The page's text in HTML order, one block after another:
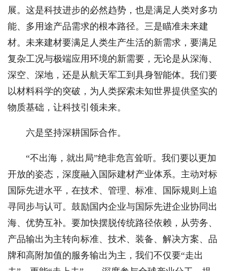
展。这是科技进步的必然趋势，也是满足人类对多功
能、多用途产品需求的根本路径。三是瞄准未来建
材。未来建材要满足人类生产生活的新需求，要满足
复杂工况与极端应用环境的新需要，无论是从深海、
深空、深地，还是从航天军工到具身智能体。我们要
以材料科学的突破，为人类探索未知世界提供坚实的
物质基础，让科技引领未来。
六是坚持深耕国际合作。
“不出海，就出局”绝非危言耸听。我们要以更加
开放的姿态，深度融入国际建材产业体系。主动对标
国际先进水平，在技术、管理、标准、国际规则上追
寻同步与认可。鼓励国内企业与国际先进企业协同出
海、优势互补。要加快摆脱传统路径依赖，从劳务、
产品输出为主转向标准、技术、装备、解决方案、品
牌和高附加值的服务输出为主，我们不仅要“走出